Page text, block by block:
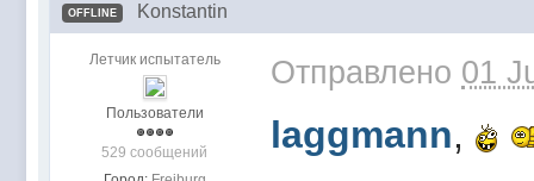
OFFLINE Konstantin
Летчик испытатель
Пользователи
529 сообщений
Отправлено 01
laggmann,